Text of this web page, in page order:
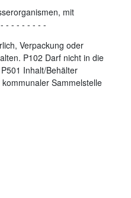
mit
- - - - - - - - -
Verpackung oder
P102 Darf nicht in die
Inhalt/Behälter
Sammelstelle